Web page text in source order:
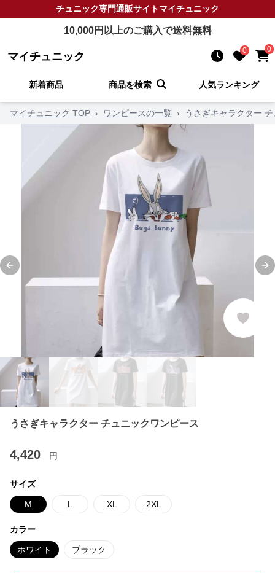
チュニック専門通販サイトマイチュニック
10,000円以上のご購入で送料無料
マイチュニック 0 0
新着商品 商品を検索 人気ランキング
マイチュニック TOP › ワンピースの一覧 › うさぎキャラクター
Previous slide
うさぎキャラクター チュニックワンピース
4,420 円
サイズ
M L XL 2XL
カラー
ホワイト ブラック